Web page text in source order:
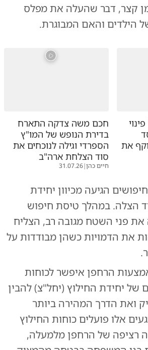
קצר, דבר שהעלה את מפלס
הילדים והאם המבוגרת.
את
חכם משה צדקה התארח
בדירת הנופש של המו"ץ
הספרדי וגילה לנוכחים את
סוד הצלחת ארה"ב
חיים כהן|
31.07.26
הגיעה מכיוון יחידת
הצלה. במהלך טיסת חיפוש
את פני השטח מגובה רב, הצליח
את הדמויות כשהן מבודדות על
הרחפן איפשר לכוחות
של יחידת החילוץ (יחל"צ) להבין
ואת הדרך המהירה ביותר
אלו פועלים כוחות החילוץ
רציפה של הרחפן מלמעלה,